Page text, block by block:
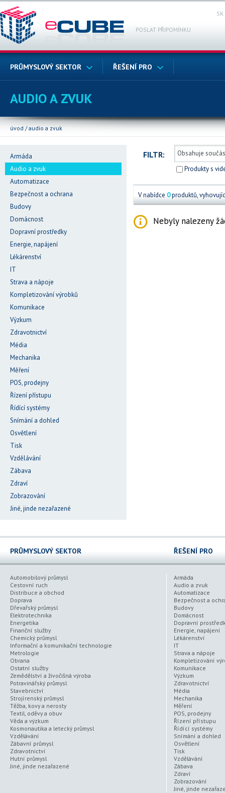
POSLAT PŘIPOMÍNKU
SK
PRŮMYSLOVÝ SEKTOR ŘEŠENÍ PRO
AUDIO A ZVUK
úvod /audio a zvuk
Armáda
Audio a zvuk
Automatizace
Bezpečnost a ochrana
Budovy
Domácnost
Dopravní prostředky
Energie, napájení
Lékárenství
IT
Strava a nápoje
Kompletizování výrobků
Komunikace
Výzkum
Zdravotnictví
Média
Mechanika
Měření
POS, prodejny
Řízení přístupu
Řídící systémy
Snímání a dohled
Osvětlení
Tisk
Vzdělávání
Zábava
Zdraví
Zobrazování
Jiné, jinde nezařazené
FILTR:
Produkty s
V nabídce 0produktů,
Nebyly nalezeny
PRŮMYSLOVÝ SEKTOR ŘEŠENÍ PRO
Automobilový průmysl
Cestovní ruch
Distribuce a obchod
Doprava
Dřevařský průmysl
Elektrotechnika
Energetika
Finanční služby
Chemický průmysl
Informační a komunikační technologie
Metrologie
Obrana
Ostatní služby
Zemědělství a živočišná výroba
Potravinářský průmysl
Stavebnictví
Strojírenský průmysl
Těžba, kovy a nerosty
Textil, oděvy a obuv
Věda a výzkum
Kosmonautika a letecký průmysl
Vzdělávání
Zábavní průmysl
Zdravotnictví
Hutní průmysl
Jiné, jinde nezařazené
Armáda
Audio a zvuk
Automatizace
Bezpečnost a
Budovy
Domácnost
Dopravní
Energie, napájení
Lékárenství
IT
Strava a nápoje
Kompletizování
Komunikace
Výzkum
Zdravotnictví
Média
Mechanika
Měření
POS, prodejny
Řízení přístupu
Řídící systémy
Snímání a dohled
Osvětlení
Tisk
Vzdělávání
Zábava
Zdraví
Zobrazování
Jiné, jinde